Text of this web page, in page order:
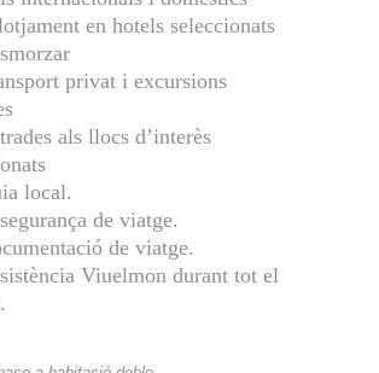
en hotels seleccionats
privat i excursions
als llocs d’interès
local.
de viatge.
de viatge.
Viuelmon durant tot el